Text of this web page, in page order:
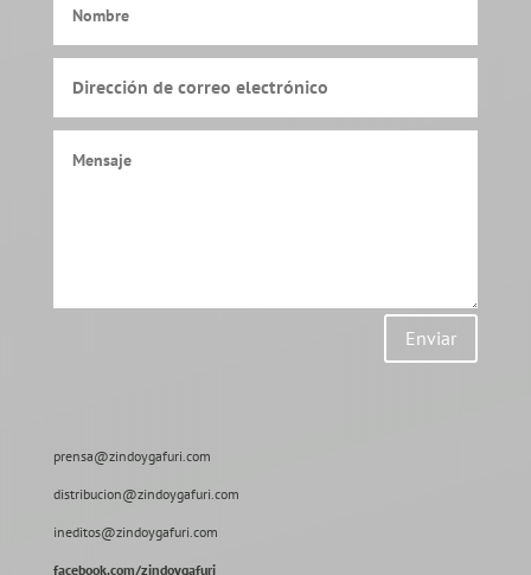
Enviar
prensa@zindoygafuri.com
distribucion@zindoygafuri.com
ineditos@zindoygafuri.com
facebook.com/zindoygafuri